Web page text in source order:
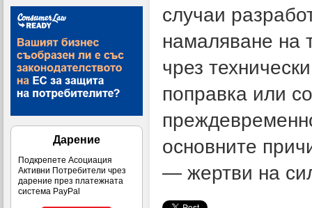
Дарение
Подкрепете Асоциация
Активни Потребители чрез
дарение през платежната
система PayPal
случаи
намаляване на
чрез
поправка или
основните
— жертви на